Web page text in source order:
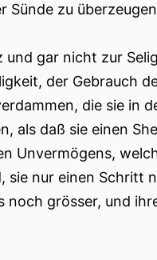
Sünde zu
gar nicht zur
der Gebrauch
die sie in
als daß sie einen
Unvermögens,
nur einen Schritt
grösser, und